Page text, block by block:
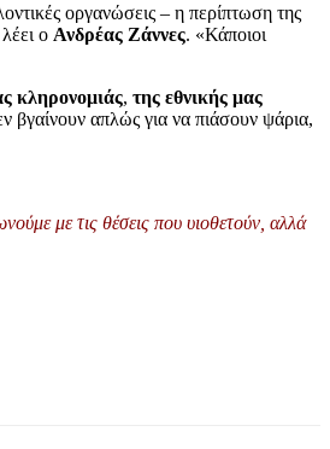
οργανώσεις – η περίπτωση της
ο Ανδρέας Ζάννες. «Κάποιοι
κληρονομιάς, της εθνικής μας
βγαίνουν απλώς για να πιάσουν ψάρια,
με τις θέσεις που υιοθετούν, αλλά